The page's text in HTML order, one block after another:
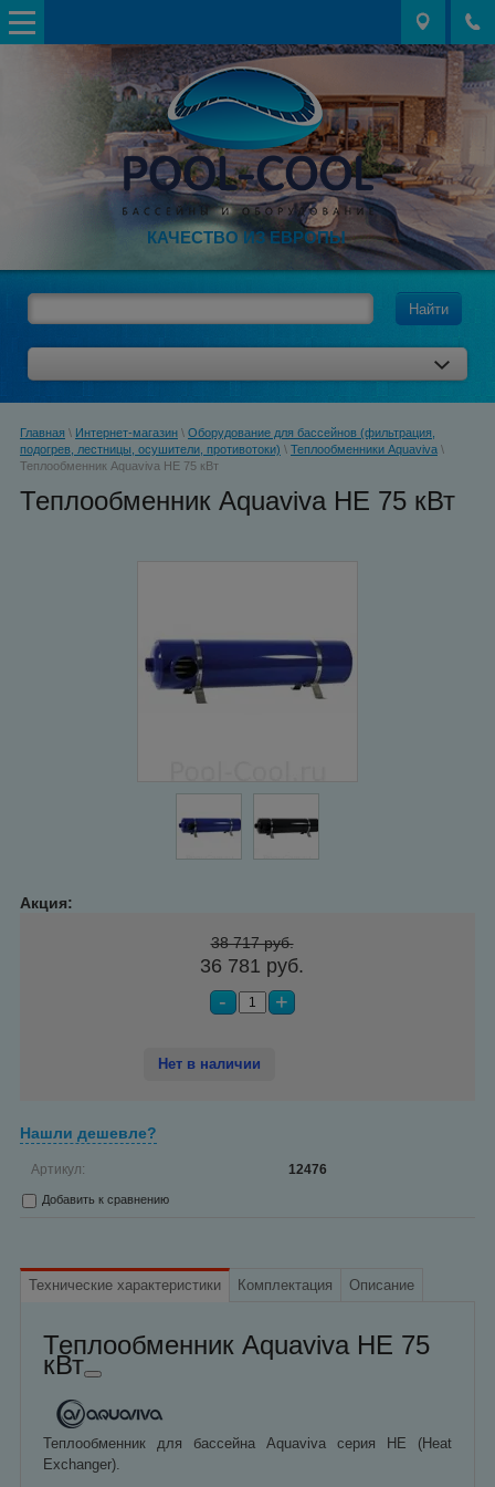
КАЧЕСТВО ИЗ ЕВРОПЫ
Найти
Главная \ Интернет-магазин \ Оборудование для бассейнов (фильтрация,
подогрев, лестницы, осушители, противотоки) \ Теплообменники Aquaviva \
Теплообменник Aquaviva HE 75 кВт
Теплообменник Aquaviva HE 75 кВт
Акция:
- +
Нет в наличии
38 717 руб.
36 781 руб.
Нашли дешевле?
Артикул: 12476
Добавить к сравнению
Технические характеристики Комплектация Описание
Теплообменник Aquaviva HE 75
кВт
Теплообменник для бассейна Aquaviva серия HE (Heat
Exchanger).